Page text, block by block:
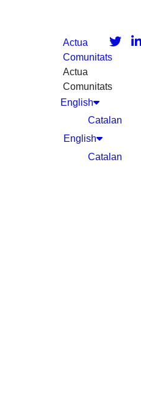
Actua
Comunitats
Actua
Comunitats
English
Catalan
English
Catalan